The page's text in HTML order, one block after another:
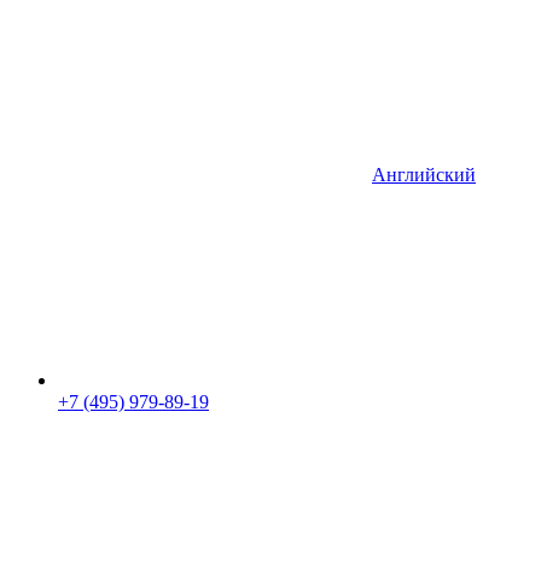
Английский
+7 (495) 979-89-19